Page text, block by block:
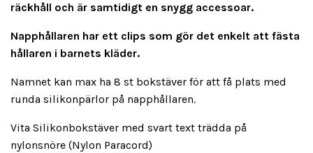
räckhåll och är samtidigt en snygg accessoar.
Napphållaren har ett clips som gör det enkelt att fästa
hållaren i barnets kläder.
Namnet kan max ha 8 st bokstäver för att få plats med
runda silikonpärlor på napphållaren.
Vita Silikonbokstäver med svart text trädda på
nylonsnöre (Nylon Paracord)